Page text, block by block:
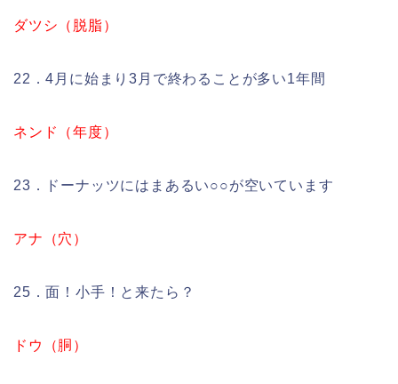
ダツシ（脱脂）
22．4月に始まり3月で終わることが多い1年間
ネンド（年度）
23．ドーナッツにはまあるい○○が空いています
アナ（穴）
25．面！小手！と来たら？
ドウ（胴）